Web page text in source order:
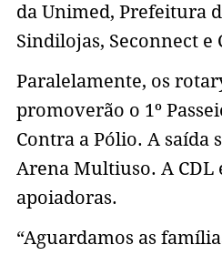
da Unimed, Prefeitura
Sindilojas, Seconnect e
Paralelamente, os
promoverão o 1º
Contra a Pólio. A saída
Arena Multiuso. A CDL
apoiadoras.
“Aguardamos as